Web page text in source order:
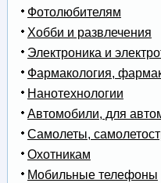
Фотолюбителям
Хобби и развлечения
Электроника и
Фармакология,
Нанотехнологии
Автомобили, для
Самолеты,
Охотникам
Мобильные телефоны